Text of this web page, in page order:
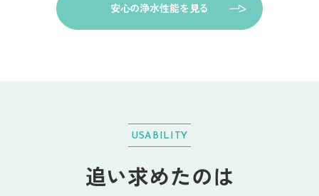
安心の浄水性能を見る
USABILITY
追い求めたのは